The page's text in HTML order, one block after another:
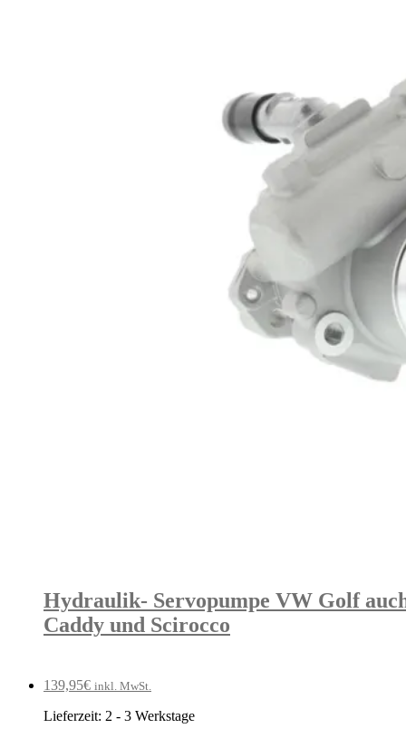
Hydraulik- Servopumpe VW Golf
Caddy und Scirocco
139,95€ inkl. MwSt.
Lieferzeit: 2 - 3 Werkstage